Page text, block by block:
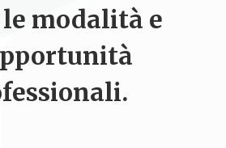
le modalità e